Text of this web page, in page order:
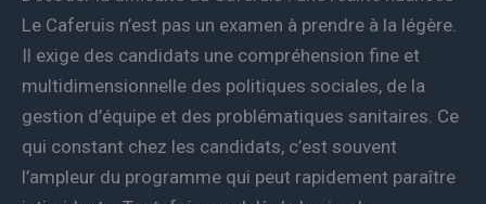
Le Caferuis n’est pas un examen à prendre à la légère.
Il exige des candidats une compréhension fine et
multidimensionnelle des politiques sociales, de la
gestion d’équipe et des problématiques sanitaires. Ce
qui constant chez les candidats, c’est souvent
l’ampleur du programme qui peut rapidement paraître